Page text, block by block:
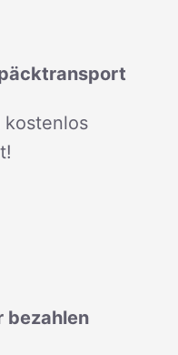
kostenlos
bezahlen